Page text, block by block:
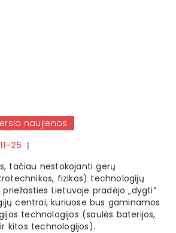
naujienos
25 |
tačiau nestokojanti gerų
fizikos) technologijų
Lietuvoje pradėjo „dygti”
centrai, kuriuose bus gaminamos
technologijos (saulės baterijos,
kitos technologijos).